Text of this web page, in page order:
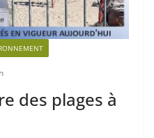
des plages à